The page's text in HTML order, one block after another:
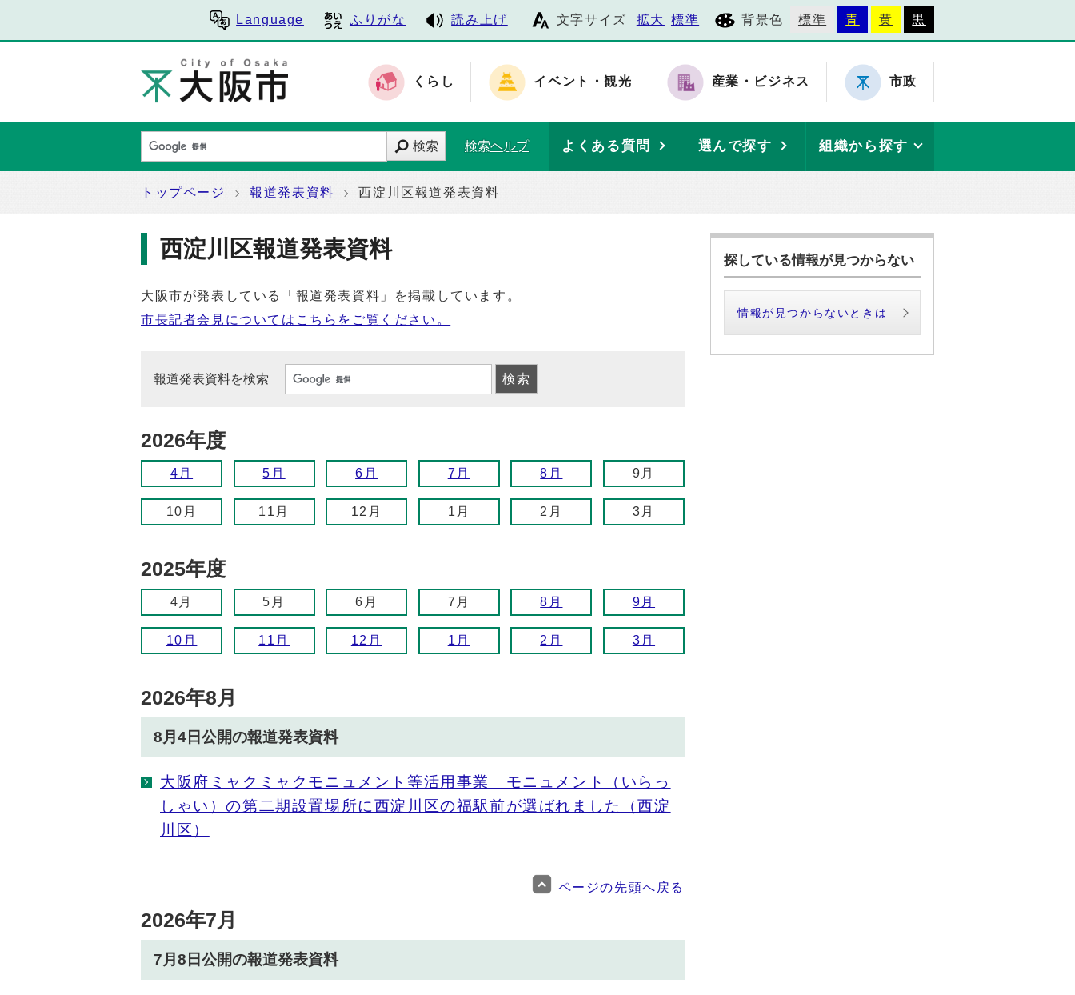
Language ふりがな 読み上げ 文字サイズ 拡大 標準 背景色 標準 青 黄 黒
くらし イベント・観光 産業・ビジネス 市政
検索 検索ヘルプ よくある質問 選んで探す 組織から探す
トップページ 報道発表資料 西淀川区報道発表資料
西淀川区報道発表資料
大阪市が発表している「報道発表資料」を掲載しています。
市長記者会見についてはこちらをご覧ください。
報道発表資料を検索
2026年度
4月 5月 6月 7月 8月 9月
10月 11月 12月 1月 2月 3月
2025年度
4月 5月 6月 7月 8月 9月
10月 11月 12月 1月 2月 3月
2026年8月
8月4日公開の報道発表資料
大阪府ミャクミャクモニュメント等活用事業 モニュメント（いらっ
しゃい）の第二期設置場所に西淀川区の福駅前が選ばれました（西淀
川区）
ページの先頭へ戻る
2026年7月
7月8日公開の報道発表資料
探している情報が見つからない
情報が見つからないときは